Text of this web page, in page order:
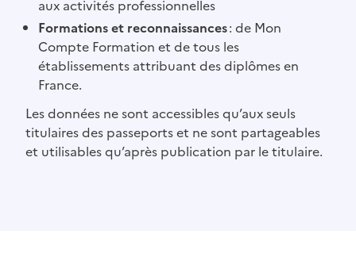
aux activités professionnelles
Formations et reconnaissances: de Mon
Compte Formation et de tous les
établissements attribuant des diplômes en
France.
Les données ne sont accessibles qu’aux seuls
titulaires des passeports et ne sont partageables
et utilisables qu’après publication par le titulaire.